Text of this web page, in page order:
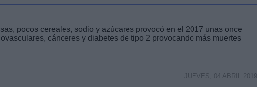
pocos cereales, sodio y azúcares provocó en el 2017 unas once
cánceres y diabetes de tipo 2 provocando más muertes
JUEVES, 04 ABRIL 2019